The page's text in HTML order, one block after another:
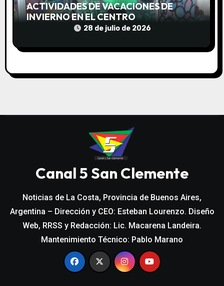
ACTIVIDADES DE VACACIONES DE
INVIERNO EN EL CENTRO
COMUNITARIO EL TALA
28 de julio de 2026
Canal 5 San Clemente
Noticias de La Costa, Provincia de Buenos Aires,
Argentina – Dirección y CEO: Esteban Lourenzo. Diseño
Web, RRSS y Redacción: Lic. Macarena Landeira.
Mantenimiento Técnico: Pablo Marano